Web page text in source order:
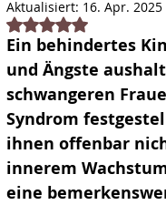
Aktualisiert: 16. Apr. 2025
Mit NaN von 5 Sternen
Ein behindertes
und Ängste
schwangeren
Syndrom
ihnen offenbar
innerem
eine